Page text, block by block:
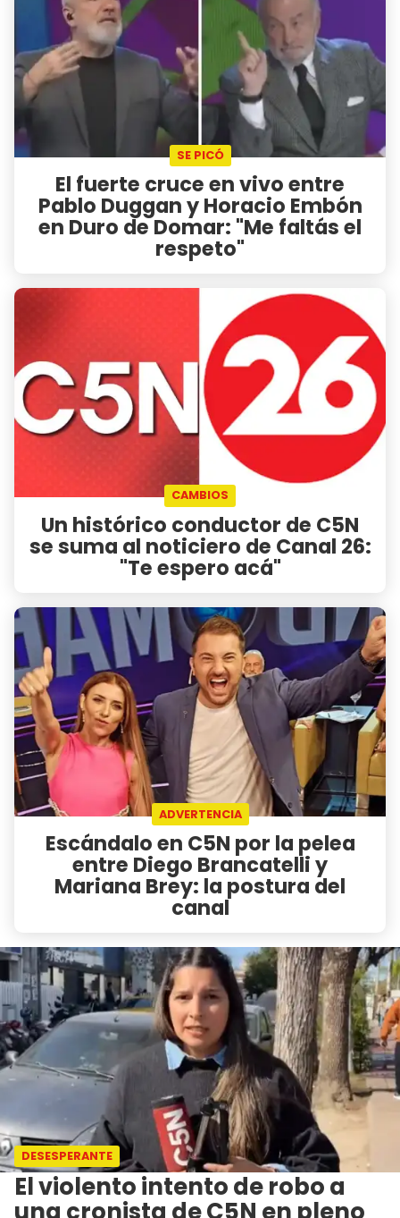
SE PICÓ
El fuerte cruce en vivo entre
Pablo Duggan y Horacio Embón
en Duro de Domar: "Me faltás el
respeto"
CAMBIOS
Un histórico conductor de C5N
se suma al noticiero de Canal 26:
"Te espero acá"
ADVERTENCIA
Escándalo en C5N por la pelea
entre Diego Brancatelli y
Mariana Brey: la postura del
canal
DESESPERANTE
El violento intento de robo a